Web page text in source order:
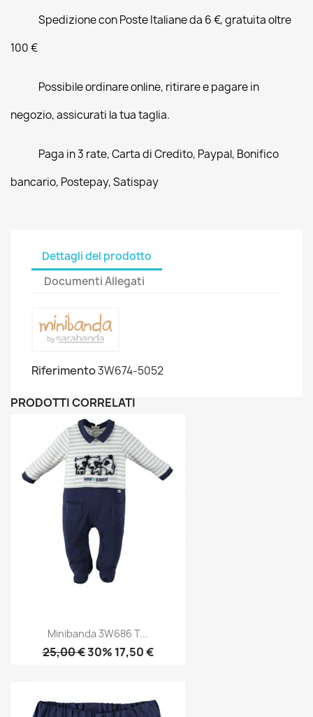
Spedizione con Poste Italiane da 6 €, gratuita oltre
100 €
Possibile ordinare online, ritirare e pagare in
negozio, assicurati la tua taglia.
Paga in 3 rate, Carta di Credito, Paypal, Bonifico
bancario, Postepay, Satispay
Dettagli del prodotto
Documenti Allegati
Riferimento3W674-5052
PRODOTTI CORRELATI
Minibanda 3W686 T...
25,00 €30% 17,50 €